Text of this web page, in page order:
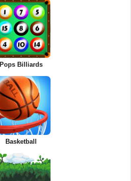
Pops Billiards
Basketball